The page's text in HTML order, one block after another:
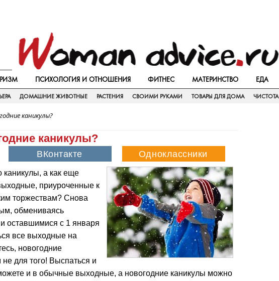
ПСИХОЛОГИЯ И ОТНОШЕНИЯ ФИТНЕС МАТЕРИНСТВО ЕДА
ДОМАШНИЕ ЖИВОТНЫЕ РАСТЕНИЯ СВОИМИ РУКАМИ ТОВАРЫ ДЛЯ ДОМА ЧИСТОТА
каникулы?
каникулы?
каникулы, а как еще
приуроченные к
торжествам? Снова
обмениваясь
оставшимися с 1 января
все выходные на
новогодние
для того! Выспаться и
и в обычные выходные, а новогодние каникулы можно